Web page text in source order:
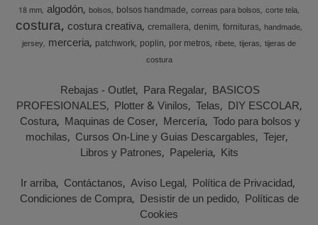
18 mm algodón bolsos bolsos handmade correas para bolsos corte tela
costura costura creativa cremallera denim fornituras handmade
jersey merceria patchwork poplin por metros ribete tijeras tijeras de
costura
Rebajas - Outlet Para Regalar BASICOS
PROFESIONALES Plotter & Vinilos Telas DIY ESCOLAR
Costura Maquinas de Coser Mercería Todo para bolsos y
mochilas Cursos On-Line y Guias Descargables Tejer
Libros y Patrones Papeleria Kits
Ir arriba Contáctanos Aviso Legal Política de Privacidad
Condiciones de Compra Desistir de un pedido Políticas de
Cookies